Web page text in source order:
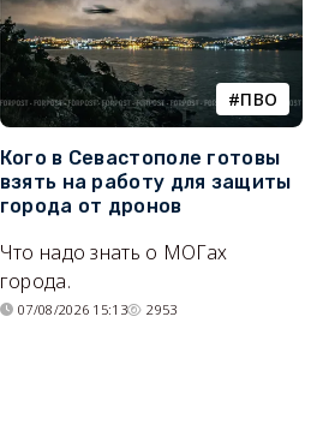
ПВО
Кого в Севастополе готовы
взять на работу для защиты
города от дронов
Что надо знать о МОГах
города.
07/08/2026 15:13 2953